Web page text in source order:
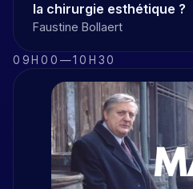
la chirurgie esthétique ?
Faustine Bollaert
09H00 —10H30